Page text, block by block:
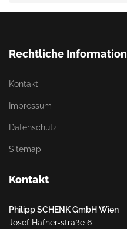
Rechtliche Information
Kontakt
Impressum
Datenschutz
Sitemap
Kontakt
Philipp SCHENK GmbH Wien
Josef Hafner-straße 6